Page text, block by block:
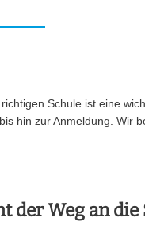
Schule ist eine
hin zur Anmeldung. Wir
der Weg an die